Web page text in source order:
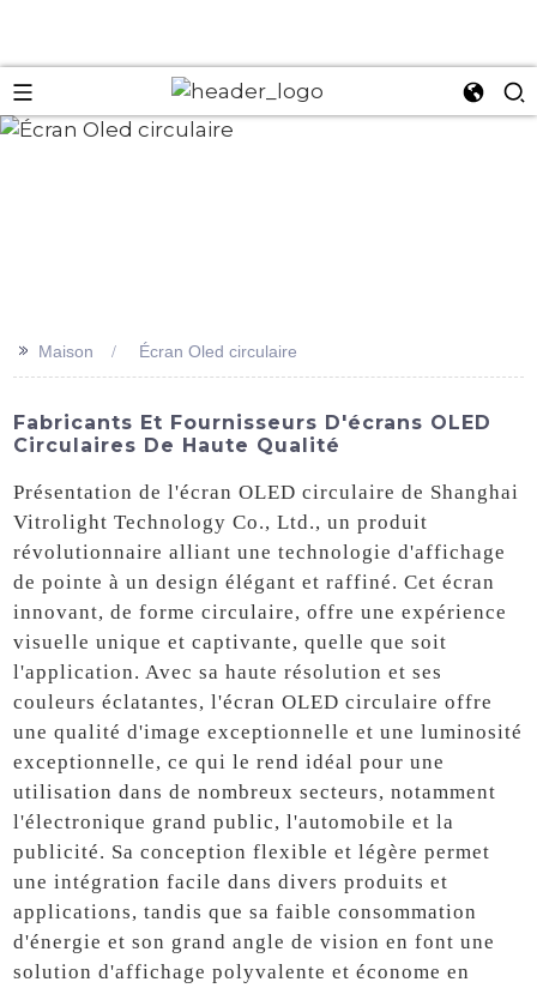
>> Maison Écran Oled circulaire
Fabricants Et Fournisseurs D'écrans OLED
Circulaires De Haute Qualité
Présentation de l'écran OLED circulaire de Shanghai
Vitrolight Technology Co., Ltd., un produit
révolutionnaire alliant une technologie d'affichage
de pointe à un design élégant et raffiné. Cet écran
innovant, de forme circulaire, offre une expérience
visuelle unique et captivante, quelle que soit
l'application. Avec sa haute résolution et ses
couleurs éclatantes, l'écran OLED circulaire offre
une qualité d'image exceptionnelle et une luminosité
exceptionnelle, ce qui le rend idéal pour une
utilisation dans de nombreux secteurs, notamment
l'électronique grand public, l'automobile et la
publicité. Sa conception flexible et légère permet
une intégration facile dans divers produits et
applications, tandis que sa faible consommation
d'énergie et son grand angle de vision en font une
solution d'affichage polyvalente et économe en